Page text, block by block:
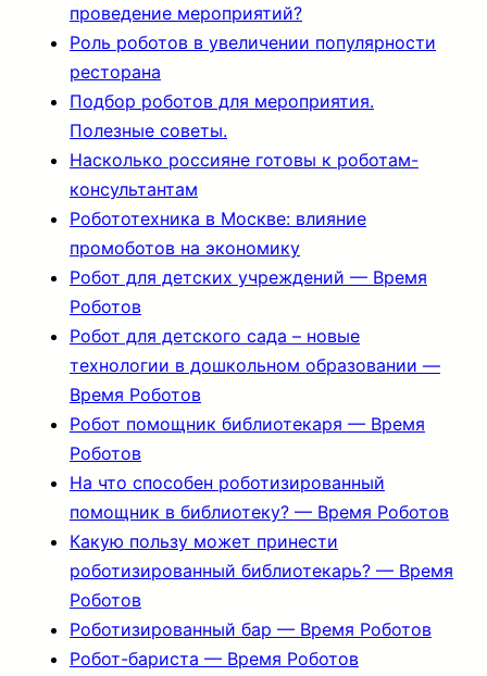
проведение мероприятий?
Роль роботов в увеличении популярности
ресторана
Подбор роботов для мероприятия.
Полезные советы.
Насколько россияне готовы к роботам-
консультантам
Робототехника в Москве: влияние
промоботов на экономику
Робот для детских учреждений — Время
Роботов
Робот для детского сада – новые
технологии в дошкольном образовании —
Время Роботов
Робот помощник библиотекаря — Время
Роботов
На что способен роботизированный
помощник в библиотеку? — Время Роботов
Какую пользу может принести
роботизированный библиотекарь? — Время
Роботов
Роботизированный бар — Время Роботов
Робот-бариста — Время Роботов